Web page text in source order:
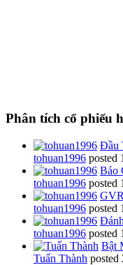
Phân tích cổ phiếu
Đầu
tohuan1996 posted
Báo
tohuan1996 posted
tohuan1996 posted
tohuan1996 posted
Bật
Tuấn Thành posted